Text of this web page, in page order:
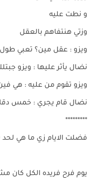
و نطت عليه
وزتي هنتفاهم بالعقل
ويزو : عقل مين؟ تعبي طول
نضال يأثر عليها : ويزو
ويزو تقوم من عليه : هي
نضال قام يجري : خمس
*********
فضلت الايام زي ما هي لحد
يوم فرح فريده الكل كان